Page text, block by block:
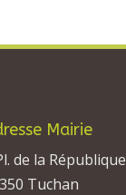
Mairie
de la République
Tuchan